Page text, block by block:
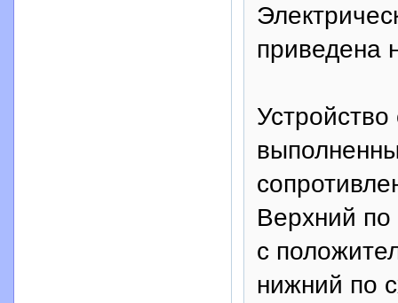
приведена
Верхний
с
нижний по